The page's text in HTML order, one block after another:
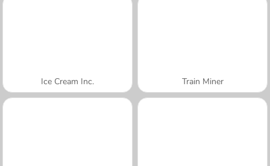
Ice Cream Inc. Train Miner